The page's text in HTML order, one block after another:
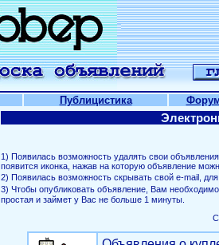
Публицистика
1) Появилась возможность удалять свои
появится иконка, нажав на которую объявление
2) Появилась возможность скрывать свой е-mail,
3) Чтобы опубликовать объявление, Вам
простая и займет у Вас не больше 1 минуты.